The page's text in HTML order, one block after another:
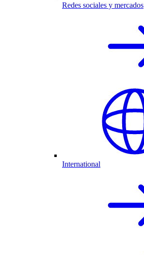
Redes sociales y mercados
International